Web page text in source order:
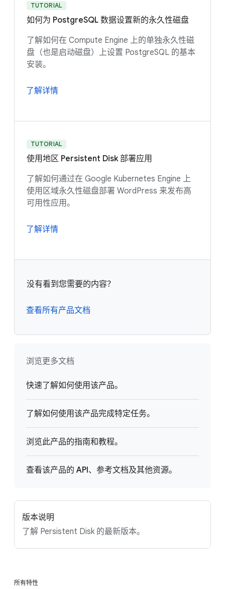
TUTORIAL
如何为 PostgreSQL 数据设置新的永久性磁盘
了解如何在 Compute Engine 上的单独永久性磁
盘（也是启动磁盘）上设置 PostgreSQL 的基本
安装。
了解详情
TUTORIAL
使用地区 Persistent Disk 部署应用
了解如何通过在 Google Kubernetes Engine 上
使用区域永久性磁盘部署 WordPress 来发布高
可用性应用。
了解详情
没有看到您需要的内容？
查看所有产品文档
浏览更多文档
快速了解如何使用该产品。
了解如何使用该产品完成特定任务。
浏览此产品的指南和教程。
查看该产品的 API、参考文档及其他资源。
版本说明
了解 Persistent Disk 的最新版本。
所有特性